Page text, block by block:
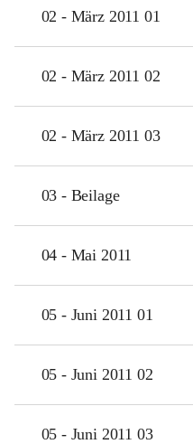
02 - März 2011 01
02 - März 2011 02
02 - März 2011 03
03 - Beilage
04 - Mai 2011
05 - Juni 2011 01
05 - Juni 2011 02
05 - Juni 2011 03